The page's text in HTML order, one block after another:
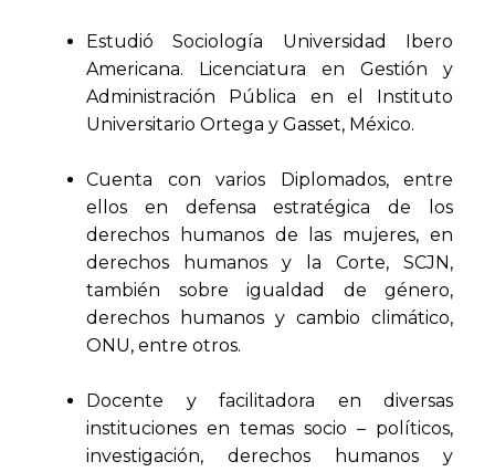
Estudió Sociología Universidad Ibero
Americana. Licenciatura en Gestión y
Administración Pública en el Instituto
Universitario Ortega y Gasset, México.
Cuenta con varios Diplomados, entre
ellos en defensa estratégica de los
derechos humanos de las mujeres, en
derechos humanos y la Corte, SCJN,
también sobre igualdad de género,
derechos humanos y cambio climático,
ONU, entre otros.
Docente y facilitadora en diversas
instituciones en temas socio – políticos,
investigación, derechos humanos y